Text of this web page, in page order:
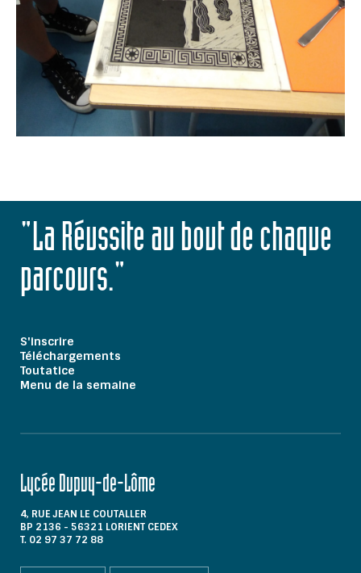
"La Réussite au bout de chaque
parcours."
S'inscrire
Téléchargements
Toutatice
Menu de la semaine
Lycée Dupuy-de-Lôme
4, RUE JEAN LE COUTALLER
BP 2136 - 56321 LORIENT CEDEX
T. 02 97 37 72 88